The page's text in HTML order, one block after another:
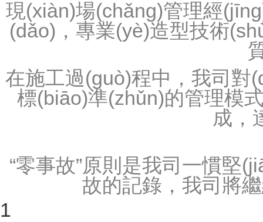
產(chǎn)品分類
classification
塑石假山
玻璃鋼雕塑
鑄銅雕塑
卡通雕塑
室內(nèi)動(dòng)物園景觀
熱門(mén)產
成都塑石假山
成都塑石假山
不銹鋼雕塑
玻璃鋼雕塑